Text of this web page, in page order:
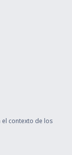
contexto de los